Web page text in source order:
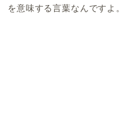
を意味する言葉なんですよ。